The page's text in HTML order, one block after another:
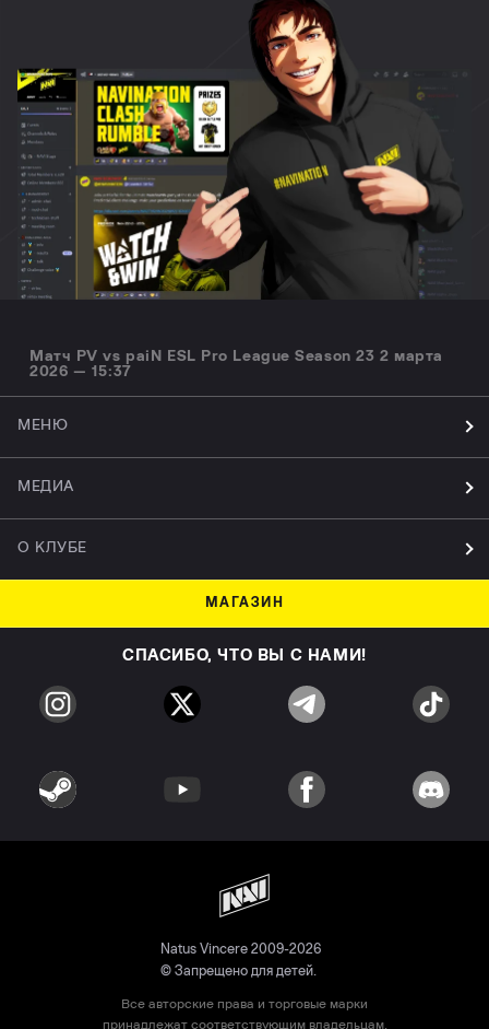
Матч PV vs paiN ESL Pro League Season 23 2 марта
2026 — 15:37
МЕНЮ
МЕДИА
О КЛУБЕ
МАГАЗИН
СПАСИБО, ЧТО ВЫ С НАМИ!
Natus Vincere 2009-2026
© Запрещено для детей.
Все авторские права и торговые марки
принадлежат соответствующим владельцам.